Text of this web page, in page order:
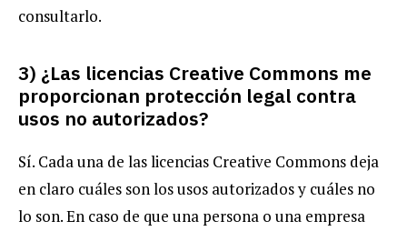
consultarlo.
3) ¿Las licencias Creative Commons me
proporcionan protección legal contra
usos no autorizados?
Sí. Cada una de las licencias Creative Commons deja
en claro cuáles son los usos autorizados y cuáles no
lo son. En caso de que una persona o una empresa